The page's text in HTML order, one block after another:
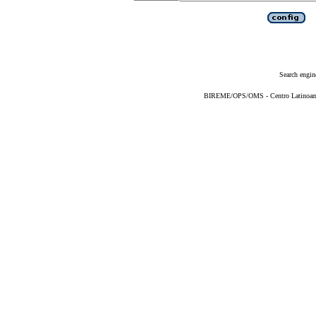
Search
BIREME/OPS/OMS - Centro